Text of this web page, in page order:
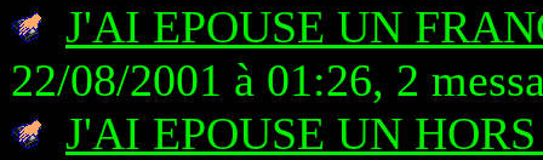
J'AI EPOUSE UN
22/08/2001 à 01:26, 2
J'AI EPOUSE UN